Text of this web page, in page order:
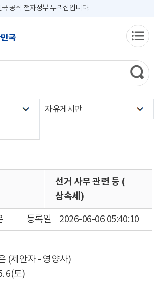
공식 전자정부 누리집입니다.
자유게시판
선거 사무 관련 등 (
상속세)
등록일 2026-06-06 05:40:10
(제안자 - 영양사)
6(토)